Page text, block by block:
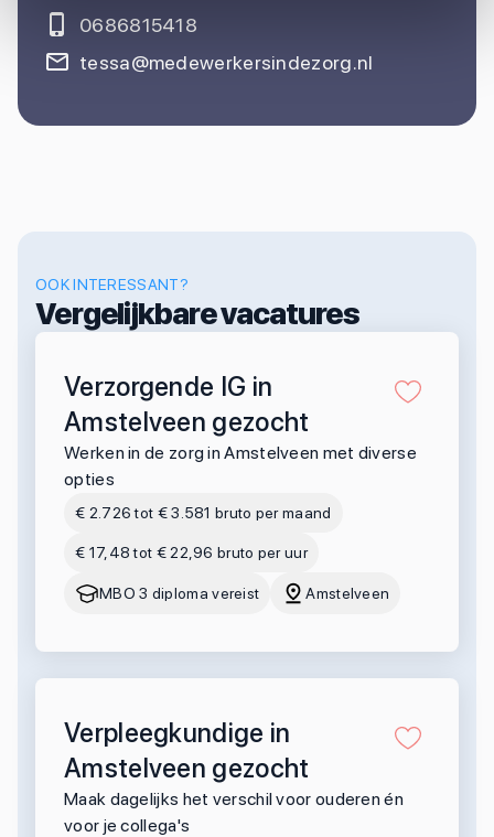
0686815418
tessa@medewerkersindezorg.nl
OOK INTERESSANT?
Vergelijkbare vacatures
Verzorgende IG in
Amstelveen gezocht
Werken in de zorg in Amstelveen met diverse
opties
€ 2.726 tot € 3.581 bruto per maand
€ 17,48 tot € 22,96 bruto per uur
MBO 3 diploma vereist Amstelveen
Verpleegkundige in
Amstelveen gezocht
Maak dagelijks het verschil voor ouderen én
voor je collega's